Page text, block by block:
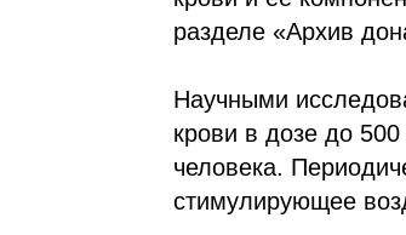
разделе «Архив
Научными
крови в дозе до
человека.
стимулирующее